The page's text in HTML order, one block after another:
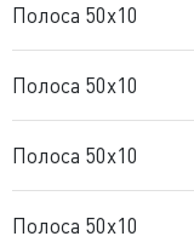
Полоса 50x10
Полоса 50x10
Полоса 50x10
Полоса 50x10